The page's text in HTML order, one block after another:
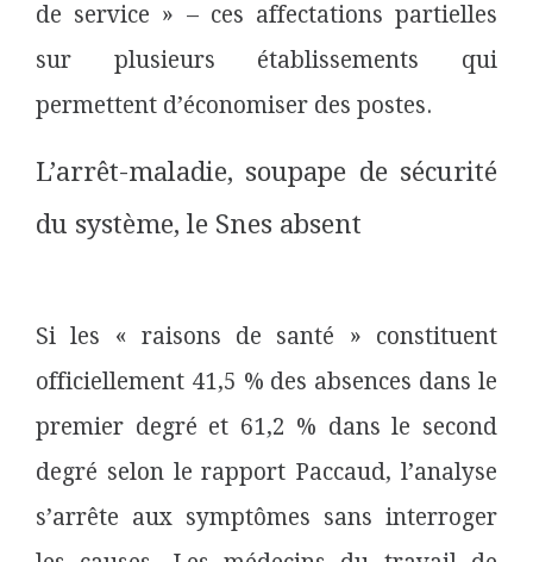
de service » – ces affectations partielles
sur plusieurs établissements qui
permettent d’économiser des postes.
L’arrêt-maladie, soupape de sécurité
du système, le Snes absent
Si les « raisons de santé » constituent
officiellement 41,5 % des absences dans le
premier degré et 61,2 % dans le second
degré selon le rapport Paccaud, l’analyse
s’arrête aux symptômes sans interroger